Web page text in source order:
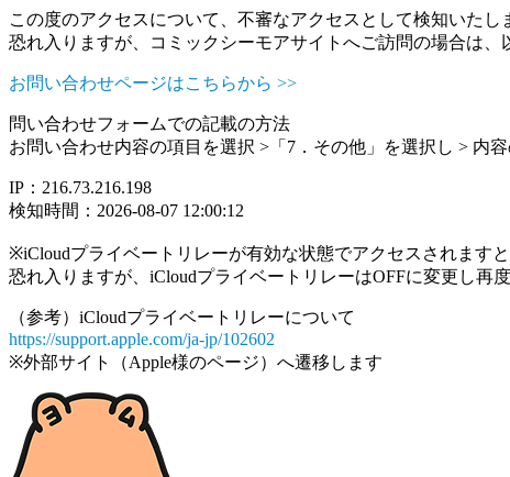
この度のアクセスについて、不審なアクセスとして検知いたし
恐れ入りますが、コミックシーモアサイトへご訪問の場合は
お問い合わせページはこちらから >>
問い合わせフォームでの記載の方法
お問い合わせ内容の項目を選択 >「7．その他」を選択し > 内
IP：216.73.216.198
検知時間：2026-08-07 12:00:12
※iCloudプライベートリレーが有効な状態でアクセスされます
恐れ入りますが、iCloudプライベートリレーはOFFに変更し再
（参考）iCloudプライベートリレーについて
https://support.apple.com/ja-jp/102602
※外部サイト（Apple様のページ）へ遷移します